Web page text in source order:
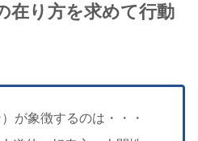
在り方を求めて行動
）が象徴するのは・・・